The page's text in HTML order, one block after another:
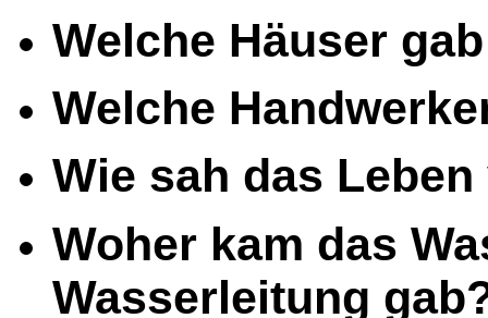
Welche Häuser
Welche
Wie sah das
Woher kam das
Wasserleitung